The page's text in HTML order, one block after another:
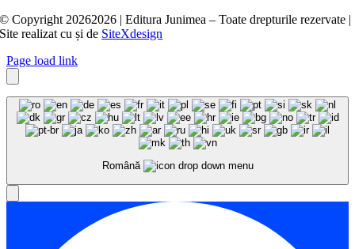
© Copyright 20262026 | Editura Junimea – Toate drepturile rezervate |
Site realizat cușide SiteXdesign
Page load link
Română